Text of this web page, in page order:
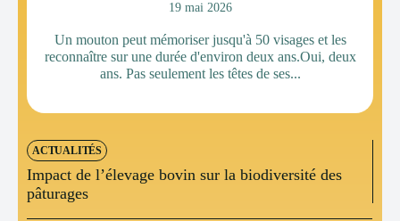
19 mai 2026
Un mouton peut mémoriser jusqu'à 50 visages et les
reconnaître sur une durée d'environ deux ans.Oui, deux
ans. Pas seulement les têtes de ses...
ACTUALITÉS
Impact de l’élevage bovin sur la biodiversité des
pâturages